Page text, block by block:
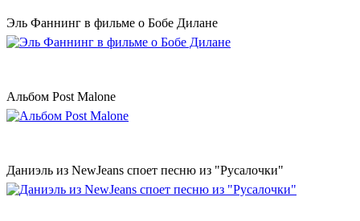
Эль Фаннинг в фильме о Бобе Дилане
Альбом Post Malone
Даниэль из NewJeans споет песню из "Русалочки"